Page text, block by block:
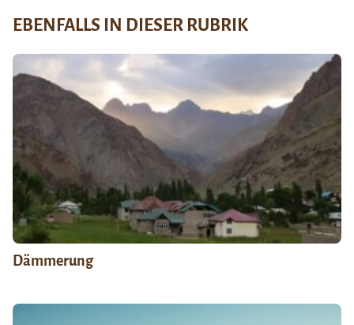
EBENFALLS IN DIESER RUBRIK
Dämmerung